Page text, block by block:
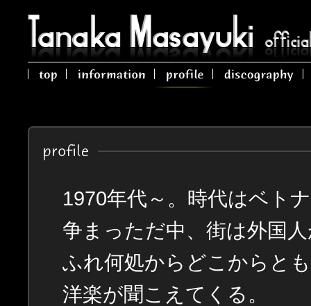
1970年代～。時代はベト
争まっただ中、街は外国
ふれ何処からどこからと
洋楽が聞こえてくる。